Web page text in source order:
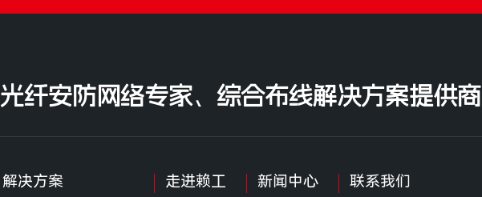
光纤安防网络专家、综合布线解决方案提供商
解决方案 走进赖工 新闻中心 联系我们